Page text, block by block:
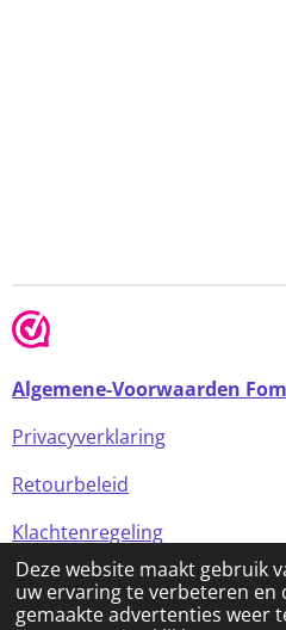
Deze website maakt gebruik
uw ervaring te verbeteren en
gemaakte advertenties weer
Algemene-Voorwaarden
Privacyverklaring
Retourbeleid
Klachtenregeling
Alle prijzen in de webshop
aangegeven)